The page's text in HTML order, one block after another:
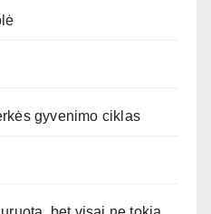
gyvenimo ciklas